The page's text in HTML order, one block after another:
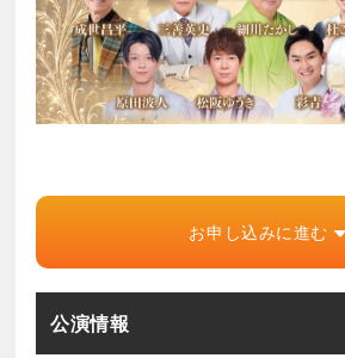
お申し込みに進む
公演情報